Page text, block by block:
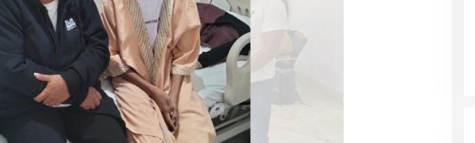
RSUD Tobelo Perluas Akses
Layanan Jantung Anak, Didukung
Alat Echocardiography Bantuan
NHM